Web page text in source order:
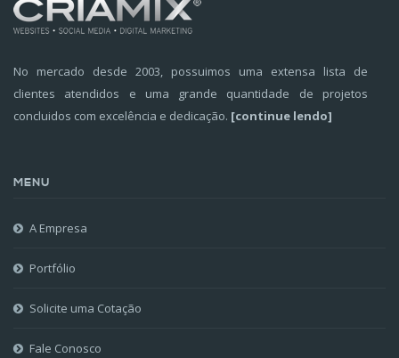
No mercado desde 2003, possuimos uma extensa lista de
clientes atendidos e uma grande quantidade de projetos
concluidos com excelência e dedicação. [continue lendo]
MENU
A Empresa
Portfólio
Solicite uma Cotação
Fale Conosco